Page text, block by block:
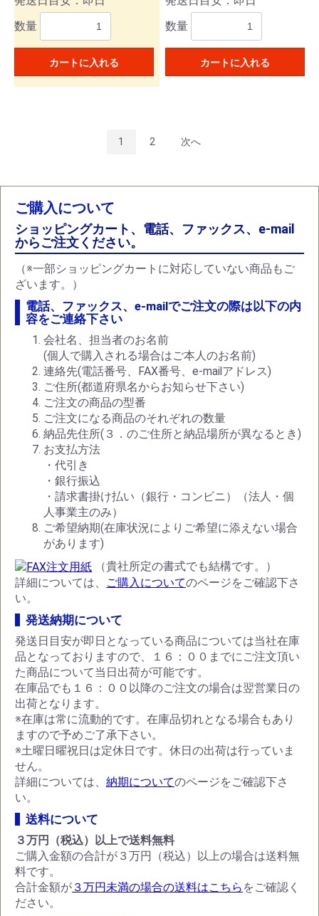
数量
カートに入れる
数量
カートに入れる
1 2 次へ
ご購入について
ショッピングカート、電話、ファックス、e-mail
からご注文ください。
（※一部ショッピングカートに対応していない商品もご
ざいます。）
電話、ファックス、e-mailでご注文の際は以下の内
容をご連絡下さい
会社名、担当者のお名前
(個人で購入される場合はご本人のお名前)
連絡先(電話番号、FAX番号、e-mailアドレス)
ご住所(都道府県名からお知らせ下さい)
ご注文の商品の型番
ご注文になる商品のそれぞれの数量
納品先住所(３．のご住所と納品場所が異なるとき)
お支払方法
・代引き
・銀行振込
・請求書掛け払い（銀行・コンビニ）（法人・個
人事業主のみ）
ご希望納期(在庫状況によりご希望に添えない場合
があります)
（貴社所定の書式でも結構です。）
詳細については、
ご購入についてのページをご確認下さ
い。
発送納期について
発送日目安が即日となっている商品については当社在庫
品となっておりますので、１６：００までにご注文頂い
た商品について当日出荷が可能です。
在庫品でも１６：００以降のご注文の場合は翌営業日の
出荷となります。
※在庫は常に流動的です。在庫品切れとなる場合もあり
ますので予めご了承下さい。
※土曜日曜祝日は定休日です。休日の出荷は行っていま
せん。
詳細については、 納期についてのページをご確認下さ
い。
送料について
３万円（税込）以上で送料無料
ご購入金額の合計が３万円（税込）以上の場合は送料無
料です。
合計金額が ３万円未満の場合の送料はこちら をご確認く
ださい。